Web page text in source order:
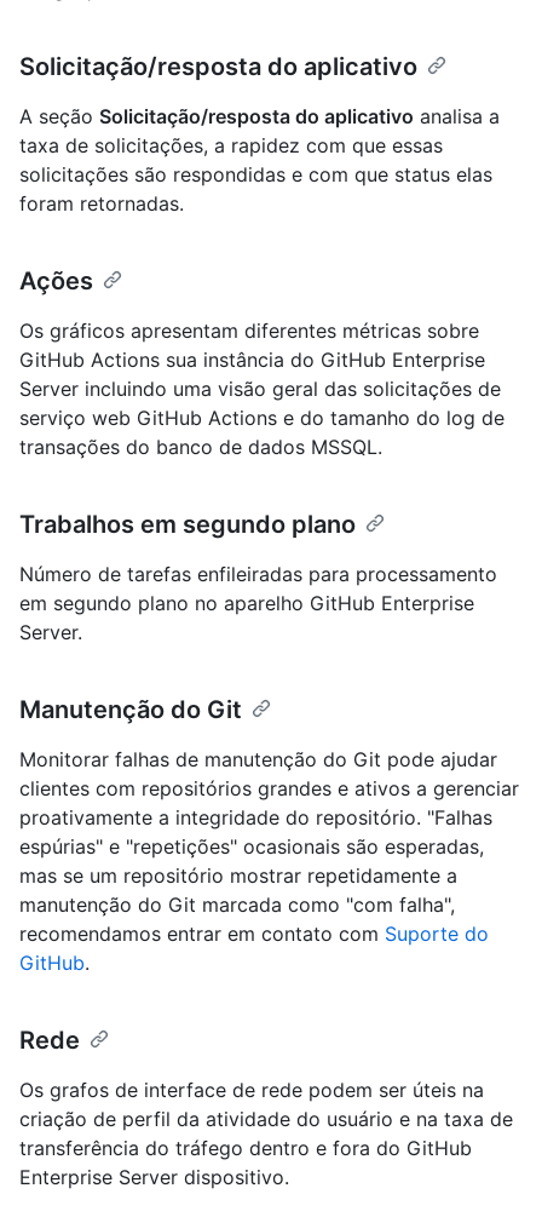
Solicitação/resposta do aplicativo
A seção Solicitação/resposta do aplicativo analisa a
taxa de solicitações, a rapidez com que essas
solicitações são respondidas e com que status elas
foram retornadas.
Ações
Os gráficos apresentam diferentes métricas sobre
GitHub Actions sua instância do GitHub Enterprise
Server incluindo uma visão geral das solicitações de
serviço web GitHub Actions e do tamanho do log de
transações do banco de dados MSSQL.
Trabalhos em segundo plano
Número de tarefas enfileiradas para processamento
em segundo plano no aparelho GitHub Enterprise
Server.
Manutenção do Git
Monitorar falhas de manutenção do Git pode ajudar
clientes com repositórios grandes e ativos a gerenciar
proativamente a integridade do repositório. "Falhas
espúrias" e "repetições" ocasionais são esperadas,
mas se um repositório mostrar repetidamente a
manutenção do Git marcada como "com falha",
recomendamos entrar em contato com Suporte do
GitHub.
Rede
Os grafos de interface de rede podem ser úteis na
criação de perfil da atividade do usuário e na taxa de
transferência do tráfego dentro e fora do GitHub
Enterprise Server dispositivo.